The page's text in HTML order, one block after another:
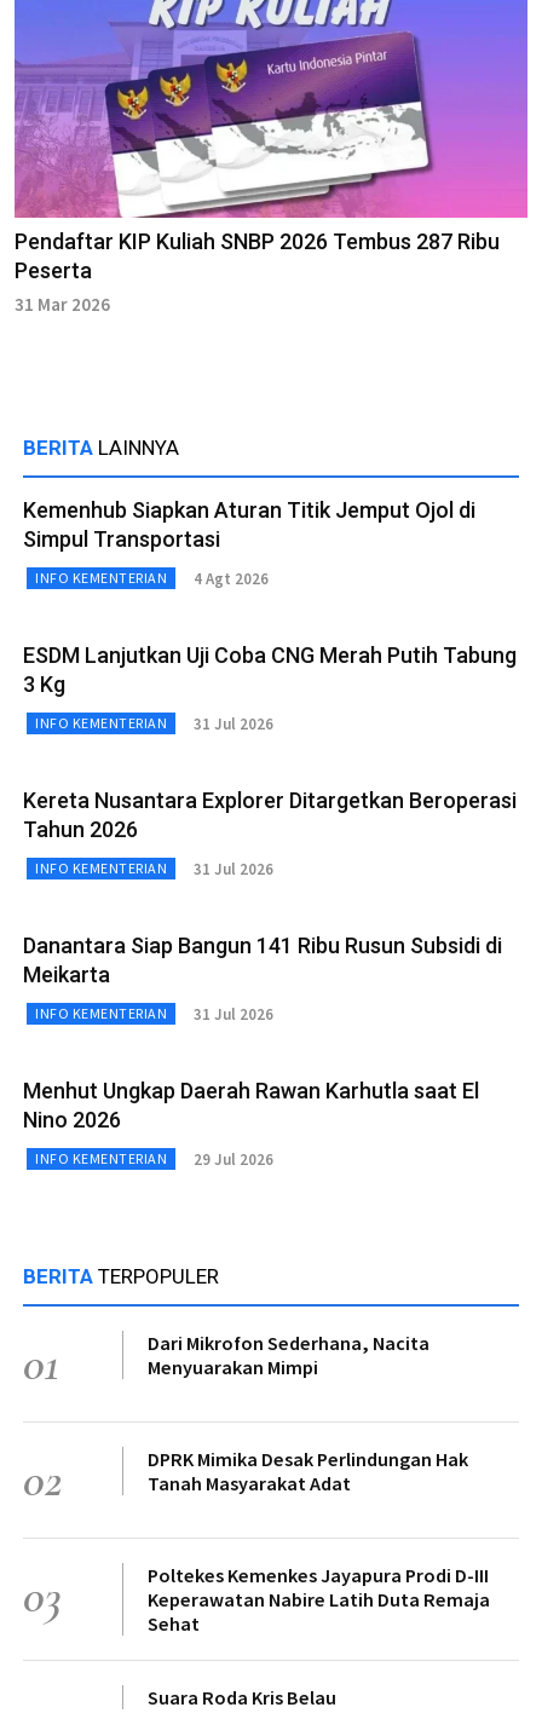
Pendaftar KIP Kuliah SNBP 2026 Tembus 287 Ribu
Peserta
31 Mar 2026
BERITA LAINNYA
Kemenhub Siapkan Aturan Titik Jemput Ojol di
Simpul Transportasi
INFO KEMENTERIAN 4 Agt 2026
ESDM Lanjutkan Uji Coba CNG Merah Putih Tabung
3 Kg
INFO KEMENTERIAN 31 Jul 2026
Kereta Nusantara Explorer Ditargetkan Beroperasi
Tahun 2026
INFO KEMENTERIAN 31 Jul 2026
Danantara Siap Bangun 141 Ribu Rusun Subsidi di
Meikarta
INFO KEMENTERIAN 31 Jul 2026
Menhut Ungkap Daerah Rawan Karhutla saat El
Nino 2026
INFO KEMENTERIAN 29 Jul 2026
BERITA TERPOPULER
01
Dari Mikrofon Sederhana, Nacita
Menyuarakan Mimpi
02
DPRK Mimika Desak Perlindungan Hak
Tanah Masyarakat Adat
03
Poltekes Kemenkes Jayapura Prodi D-III
Keperawatan Nabire Latih Duta Remaja
Sehat
Suara Roda Kris Belau